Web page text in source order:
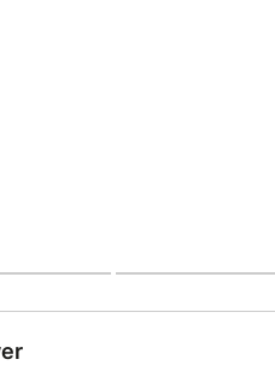
détendre, te reconnecter à
:
ressentir toute la